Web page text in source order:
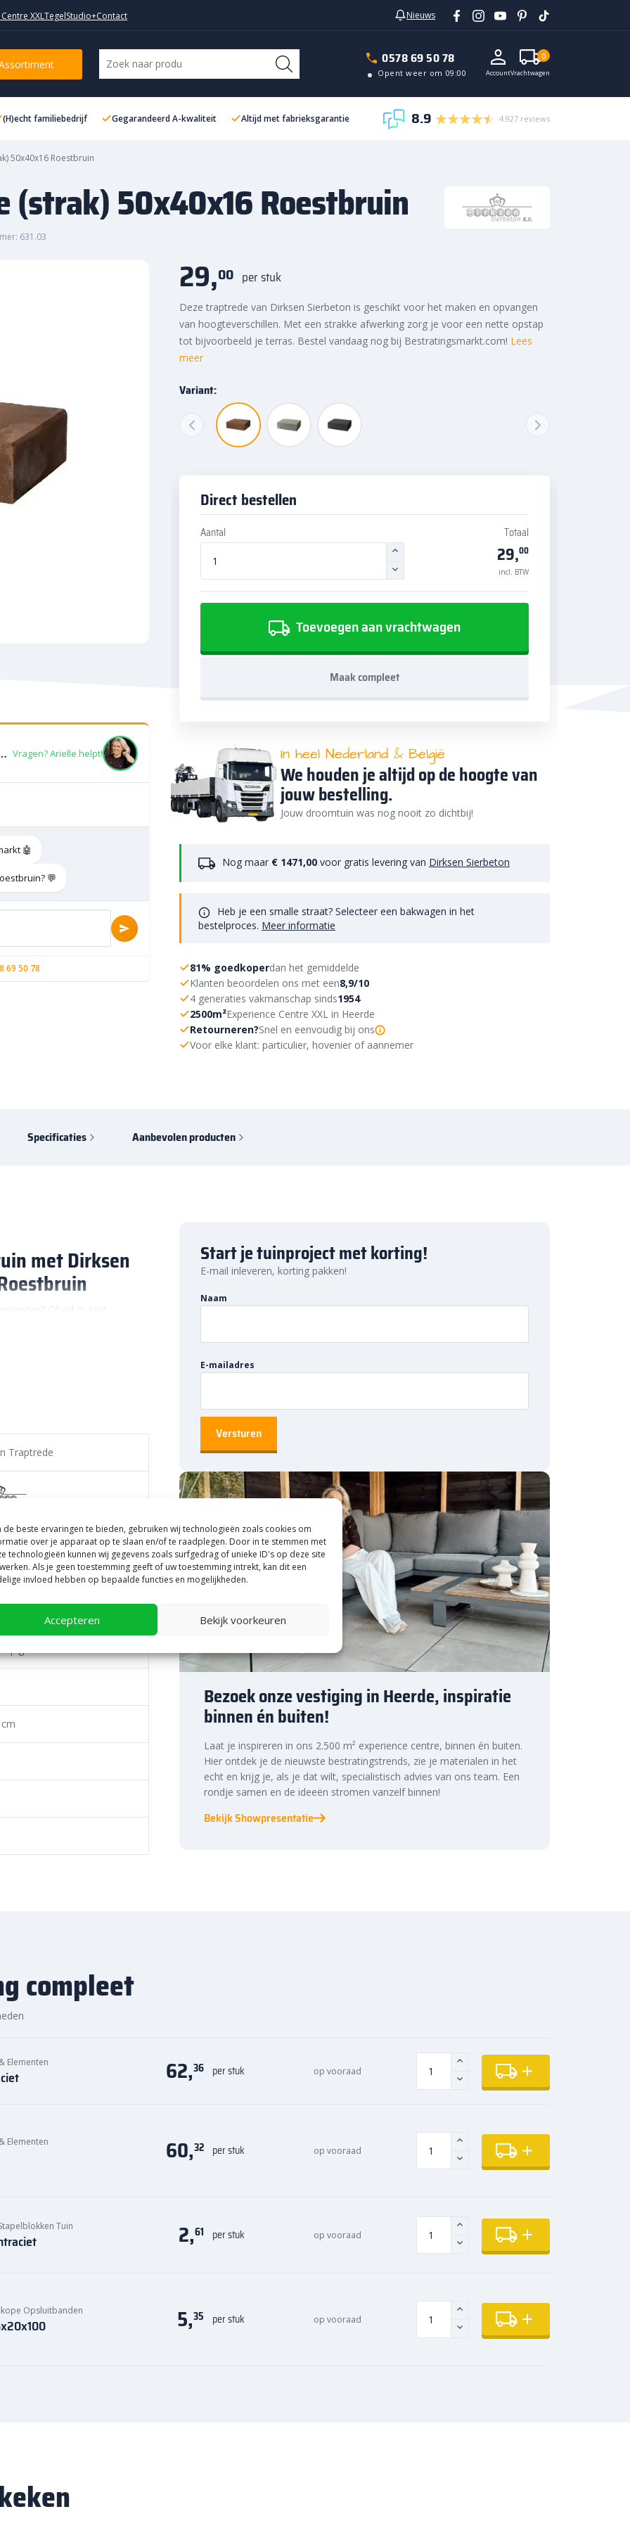
de beste ervaringen te bieden, gebruiken wij technologieën zoals cookies om
over je apparaat op te slaan en/of te raadplegen. Door in te stemmen met
technologieën kunnen wij gegevens zoals surfgedrag of unieke ID's op deze site
Als je geen toestemming geeft of uw toestemming intrekt, kan dit een
invloed hebben op bepaalde functies en mogelijkheden.
Accepteren Bekijk voorkeuren
XXLTegelStudio+Contact Nieuws
0578 69 50 78
Opent weer om 09:00 AccountVrachtwagen
0
(H)echt familiebedrijf Gegarandeerd A-kwaliteit Altijd met fabrieksgarantie 8.9 4.927 reviews
50x40x16 Roestbruin
(strak) 50x40x16 Roestbruin
631.03
50x40x16 Roestbruin Vragen? Arielle helpt!
🤖
💬
69 50 78
29,00 per stuk
Deze traptrede van Dirksen Sierbeton is geschikt voor het maken en opvangen
van hoogteverschillen. Met een strakke afwerking zorg je voor een nette opstap
tot bijvoorbeeld je terras. Bestel vandaag nog bij Bestratingsmarkt.com! Lees
meer
Variant:
Direct bestellen
Aantal Totaal
29,00
incl. BTW
Toevoegen aan vrachtwagen
Maak compleet
In heel Nederland & België
We houden je altijd op de hoogte van
jouw bestelling.
Jouw droomtuin was nog nooit zo dichtbij!
Nog maar € 1471,00 voor gratis levering van Dirksen Sierbeton
Heb je een smalle straat? Selecteer een bakwagen in het
bestelproces. Meer informatie
81% goedkoperdan het gemiddelde
Klanten beoordelen ons met een8,9/10
4 generaties vakmanschap sinds1954
2500m²Experience Centre XXL in Heerde
Retourneren?Snel en eenvoudig bij ons
Voor elke klant: particulier, hovenier of aannemer
Specificaties Aanbevolen producten
met Dirksen
Of wil je juist
(strak) 50x40x16 Roestbruin
elke tuintrap een nette
perfect in moderne en
ook in landelijke tuinstijlen
bekende Nederlandse fabrikant
Daardoor krijg je
dat jarenlang mooi blijft
het beton sterk en duurzaam.
(strak)
maar is ook eenvoudig te
is om te werken met
30 tot 40 cm. Dit zorgt voor
is het belangrijk om altijd te
ondergrond en de traptrede
en veilige
prijs, snelle
prijs in Nederland. Dankzij
de hoogwaardige kwaliteit en
Traptrede
tinten
Start je tuinproject met korting!
E-mail inleveren, korting pakken!
Naam
E-mailadres
Bezoek onze vestiging in Heerde, inspiratie
binnen én buiten!
Laat je inspireren in ons 2.500 m² experience centre, binnen én buiten.
Hier ontdek je de nieuwste bestratingstrends, zie je materialen in het
echt en krijg je, als je dat wilt, specialistisch advies van ons team. Een
rondje samen en de ideeën stromen vanzelf binnen!
Bekijk Showpresentatie
compleet
Elementen 62,36 per stuk op vooraad
Elementen 60,32 per stuk op vooraad
Tuin 2,61 per stuk op vooraad
Opsluitbanden 5,35 per stuk op vooraad
Roestbruin In vrachtwagen